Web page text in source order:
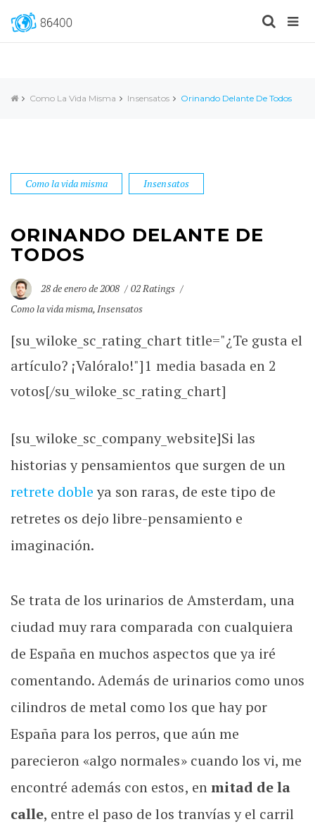
Como La Vida Misma Insensatos Orinando Delante De Todos
Como la vida misma Insensatos
ORINANDO DELANTE DE
TODOS
28 de enero de 2008
02 Ratings
Como la vida misma,Insensatos
[su_wiloke_sc_rating_chart title="¿Te gusta el
artículo? ¡Valóralo!"]1 media basada en 2
votos[/su_wiloke_sc_rating_chart]
[su_wiloke_sc_company_website]Si las
historias y pensamientos que surgen de un
retrete dobleya son raras, de este tipo de
retretes os dejo libre-pensamiento e
imaginación.
Se trata de los urinarios de Amsterdam, una
ciudad muy rara comparada con cualquiera
de España en muchos aspectos que ya iré
comentando. Además de urinarios como unos
cilindros de metal como los que hay por
España para los perros, que aún me
parecieron «algo normales» cuando los vi, me
encontré además con estos, enmitad de la
calle, entre el paso de los tranvías y el carril